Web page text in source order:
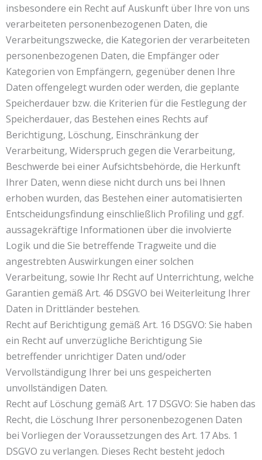
insbesondere ein Recht auf Auskunft über Ihre von uns
verarbeiteten personenbezogenen Daten, die
Verarbeitungszwecke, die Kategorien der verarbeiteten
personenbezogenen Daten, die Empfänger oder
Kategorien von Empfängern, gegenüber denen Ihre
Daten offengelegt wurden oder werden, die geplante
Speicherdauer bzw. die Kriterien für die Festlegung der
Speicherdauer, das Bestehen eines Rechts auf
Berichtigung, Löschung, Einschränkung der
Verarbeitung, Widerspruch gegen die Verarbeitung,
Beschwerde bei einer Aufsichtsbehörde, die Herkunft
Ihrer Daten, wenn diese nicht durch uns bei Ihnen
erhoben wurden, das Bestehen einer automatisierten
Entscheidungsfindung einschließlich Profiling und ggf.
aussagekräftige Informationen über die involvierte
Logik und die Sie betreffende Tragweite und die
angestrebten Auswirkungen einer solchen
Verarbeitung, sowie Ihr Recht auf Unterrichtung, welche
Garantien gemäß Art. 46 DSGVO bei Weiterleitung Ihrer
Daten in Drittländer bestehen.
Recht auf Berichtigung gemäß Art. 16 DSGVO: Sie haben
ein Recht auf unverzügliche Berichtigung Sie
betreffender unrichtiger Daten und/oder
Vervollständigung Ihrer bei uns gespeicherten
unvollständigen Daten.
Recht auf Löschung gemäß Art. 17 DSGVO: Sie haben das
Recht, die Löschung Ihrer personenbezogenen Daten
bei Vorliegen der Voraussetzungen des Art. 17 Abs. 1
DSGVO zu verlangen. Dieses Recht besteht jedoch